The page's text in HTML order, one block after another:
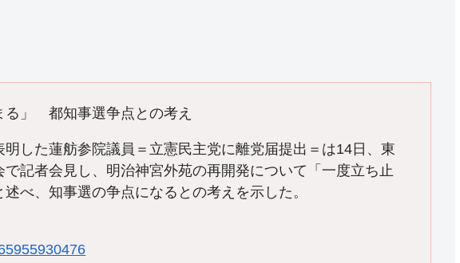
る」 都知事選争点との考え
した蓮舫参院議員＝立憲民主党に離党届提出＝は14日、東
記者会見し、明治神宮外苑の再開発について「一度立ち止
べ、知事選の争点になるとの考えを示した。